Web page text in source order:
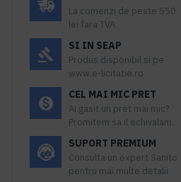
La comenzi de peste 550
lei fara TVA.
SI IN SEAP
Produs disponibil si pe
www.e-licitatie.ro
CEL MAI MIC PRET
Ai gasit un pret mai mic?
Promitem sa il echivalam.
SUPORT PREMIUM
Consulta un expert Sanito
pentru mai multe detalii